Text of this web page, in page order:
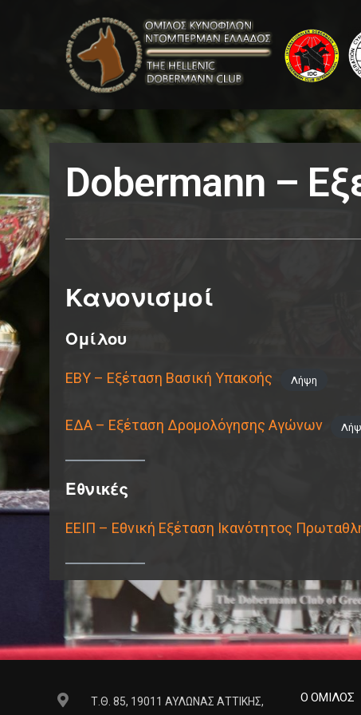
Dobermann –
Κανονισμοί
Ομίλου
ΕΒΥ – Εξέταση Βασική Υπακοής Λήψη
ΕΔΑ – Εξέταση Δρομολόγησης Αγώνων
Εθνικές
ΕΕΙΠ – Εθνική Εξέταση Ικανότητος
Τ.Θ. 85, 19011 ΑΥΛΩΝΑΣ ΑΤΤΙΚΗΣ, Ο ΟΜΙΛΟΣ